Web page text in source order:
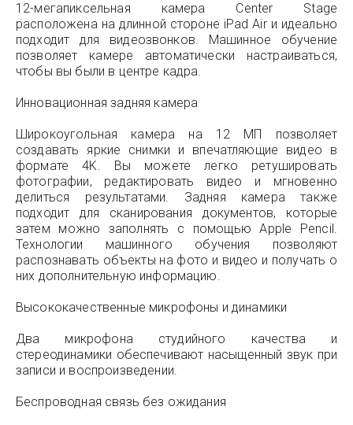
12-мегапиксельная камера Center Stage
расположена на длинной стороне iPad Air и идеально
подходит для видеозвонков. Машинное обучение
позволяет камере автоматически настраиваться,
чтобы вы были в центре кадра.
Инновационная задняя камера
Широкоугольная камера на 12 МП позволяет
создавать яркие снимки и впечатляющие видео в
формате 4K. Вы можете легко ретушировать
фотографии, редактировать видео и мгновенно
делиться результатами. Задняя камера также
подходит для сканирования документов, которые
затем можно заполнять с помощью Apple Pencil.
Технологии машинного обучения позволяют
распознавать объекты на фото и видео и получать о
них дополнительную информацию.
Высококачественные микрофоны и динамики
Два микрофона студийного качества и
стереодинамики обеспечивают насыщенный звук при
записи и воспроизведении.
Беспроводная связь без ожидания